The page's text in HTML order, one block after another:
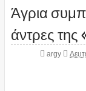
Άγρια
άντρες
argy